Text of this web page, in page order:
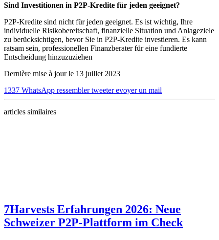
Sind Investitionen in P2P-Kredite für jeden geeignet?
P2P-Kredite sind nicht für jeden geeignet. Es ist wichtig, Ihre
individuelle Risikobereitschaft, finanzielle Situation und Anlageziele
zu berücksichtigen, bevor Sie in P2P-Kredite investieren. Es kann
ratsam sein, professionellen Finanzberater für eine fundierte
Entscheidung hinzuzuziehen
Dernière mise à jour le 13 juillet 2023
1337 WhatsApp ressembler tweeter evoyer un mail
articles similaires
7Harvests Erfahrungen 2026: Neue
Schweizer P2P-Plattform im Check